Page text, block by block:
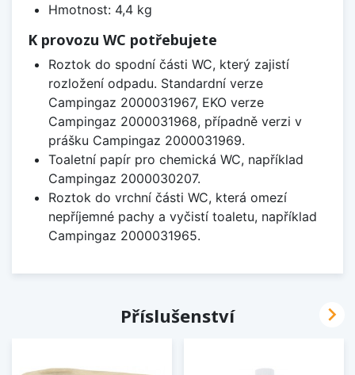
Hmotnost: 4,4 kg
K provozu WC potřebujete
Roztok do spodní části WC, který zajistí
rozložení odpadu. Standardní verze
Campingaz 2000031967, EKO verze
Campingaz 2000031968, případně verzi v
prášku Campingaz 2000031969.
Toaletní papír pro chemická WC, například
Campingaz 2000030207.
Roztok do vrchní části WC, která omezí
nepříjemné pachy a vyčistí toaletu, například
Campingaz 2000031965.
Příslušenství 